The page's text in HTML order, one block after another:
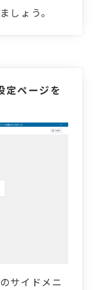
しょう。
ページを
サイドメニ